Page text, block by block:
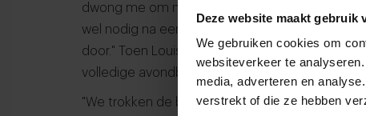
Deze website maakt gebruik
We gebruiken cookies om
websiteverkeer te
media, adverteren en
verstrekt of die ze hebben
dwong me om nog creatiever te worden. Ik had
wel nodig na een jaar lang iedere dag ‘aan’
door." Toen Louise Petit Restaurant alleen
volledige avondbezetting naar de lunch te halen.
"We trokken de bovenruimte, die alleen